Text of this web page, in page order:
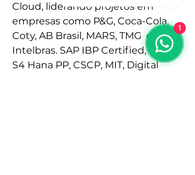
Cloud, liderando projetos em
empresas como P&G, Coca-Cola,
Coty, AB Brasil, MARS, TMG  e
Intelbras. SAP IBP Certified, SAP
S4 Hana PP, CSCP, MIT, Digital
1